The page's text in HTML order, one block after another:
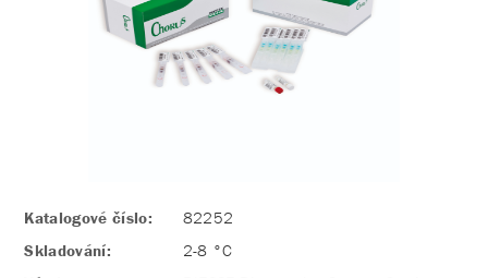
Katalogové číslo:
82252
Skladování:
2-8 °C